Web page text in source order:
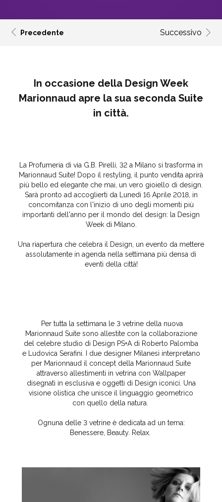
Precedente Successivo
In occasione della Design Week
Marionnaud apre la sua seconda Suite
in città.
La Profumeria di via G.B. Pirelli, 32 a Milano si trasforma in
Marionnaud Suite! Dopo il restyling, il punto vendita aprirà
più bello ed elegante che mai, un vero gioiello di design.
Sarà pronto ad accoglierti da Lunedi 16 Aprile 2018, in
concomitanza con l'inizio di uno degli momenti più
importanti dell'anno per il mondo del design: la Design
Week di Milano.
Una riapertura che celebra il Design, un evento da mettere
assolutamente in agenda nella settimana più densa di
eventi della città!
Per tutta la settimana le 3 vetrine della nuova
Marionnaud Suite sono allestite con la collaborazione
del celebre studio di Design PS+A di Roberto Palomba
e Ludovica Serafini. I due designer Milanesi interpretano
per Marionnaud il concept della Marionnaud Suite
attraverso allestimenti in vetrina con Wallpaper
disegnati in esclusiva e oggetti di Design iconici. Una
visione olistica che unisce il linguaggio geometrico
con quello della natura.
Ognuna delle 3 vetrine è dedicata ad un tema:
Benessere, Beauty. Relax.